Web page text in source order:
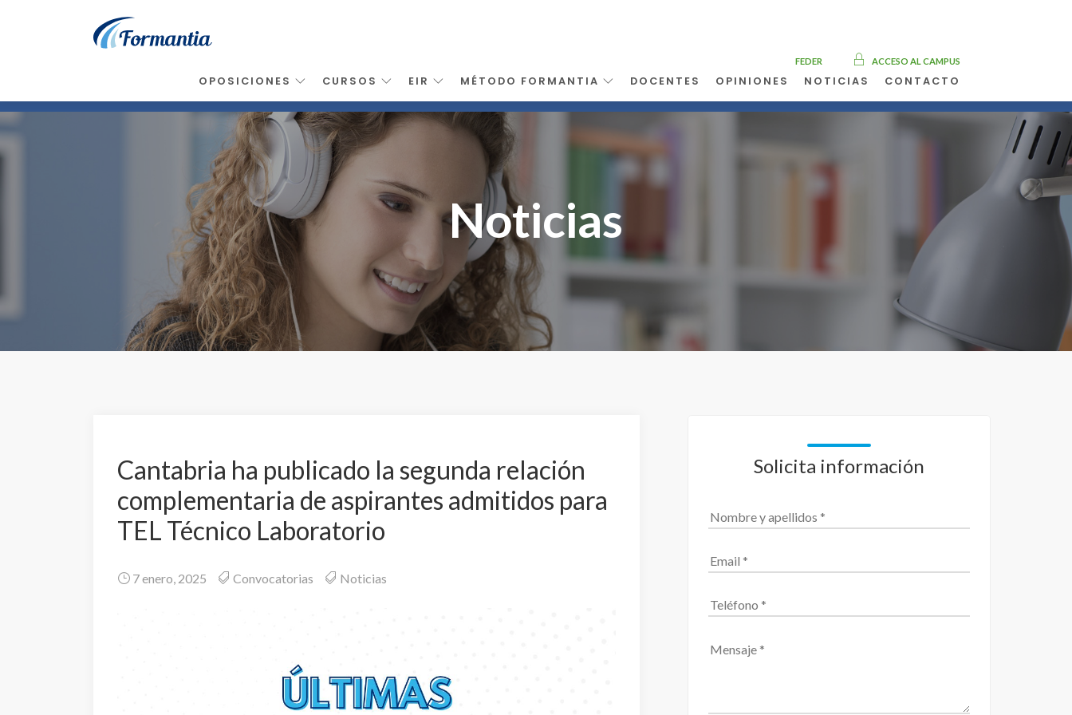
Noticias
Cantabria ha publicado la segunda relación
complementaria de aspirantes admitidos para
TEL Técnico Laboratorio
7 enero, 2025 Convocatorias Noticias
Solicita información
FEDER ACCESO AL CAMPUS
OPOSICIONES CURSOS EIR MÉTODO FORMANTIA DOCENTES OPINIONES NOTICIAS CONTACTO